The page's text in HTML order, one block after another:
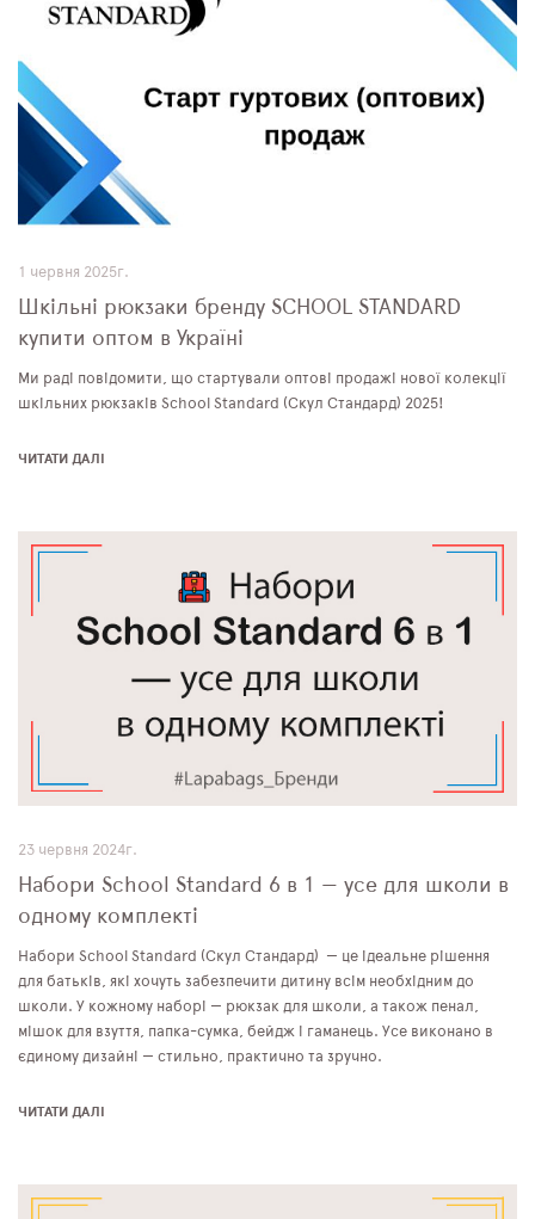
1 червня 2025г.
Шкільні рюкзаки бренду SCHOOL STANDARD
купити оптом в Україні
Ми раді повідомити, що стартували оптові продажі нової колекції
шкільних рюкзаків School Standard (Скул Стандард) 2025!
ЧИТАТИ ДАЛІ
23 червня 2024г.
Набори School Standard 6 в 1 — усе для школи в
одному комплекті
Набори School Standard (Скул Стандард) — це ідеальне рішення
для батьків, які хочуть забезпечити дитину всім необхідним до
школи. У кожному наборі — рюкзак для школи, а також пенал,
мішок для взуття, папка-сумка, бейдж і гаманець. Усе виконано в
єдиному дизайні — стильно, практично та зручно.
ЧИТАТИ ДАЛІ